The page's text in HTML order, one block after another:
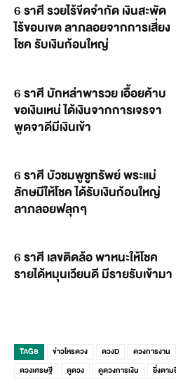
6 ราศี รวยไร้ขีดจำกัด เงินสะพัด
ไร้ขอบเขต ลาภลอยจากการเสี่ยง
โชค รับเงินก้อนใหญ่
6 ราศี บักหล่าพารวย เอื้อยค้าบ
ขอเงินเหน่ ได้เงินจากการเจรจา
พูดจาดีมีเงินเข้า
6 ราศี บัวชมพูชูทรัพย์ พระแม่
ลักษมีให้โชค ได้รับเงินก้อนใหญ่
ลาภลอยฟลุกๆ
6 ราศี เลขติดล้อ พาหนะให้โชค
รายได้หมุนเวียนดี มีรายรับเข้ามา
TAGS ข่าวโหรดวง ดวงD ดวงการงาน
ดวงเศรษฐี
ดูดวง ดูดวงการเงิน ยิ่งตาม